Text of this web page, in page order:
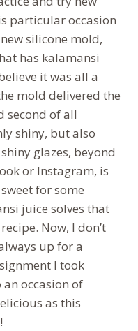
particular occasion
silicone mold,
has kalamansi
it was all a
mold delivered the
second of all
shiny, but also
glazes, beyond
or Instagram, is
for some
juice solves that
Now, I don’t
up for a
I took
occasion of
as this